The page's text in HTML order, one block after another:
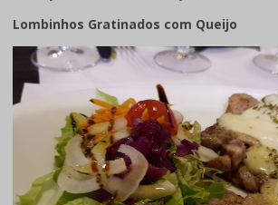
Lombinhos Gratinados com Queijo